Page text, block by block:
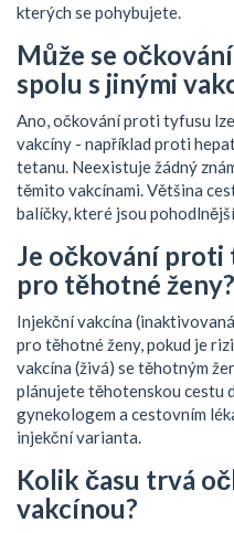
kterých se pohybujete.
Může se
spolu s jinými
Ano, očkování proti tyfusu
vakcíny - například proti
tetanu. Neexistuje žádný
těmito vakcínami. Většina
balíčky, které jsou
Je očkování proti
pro těhotné ženy?
Injekční vakcína
pro těhotné ženy, pokud je
vakcína (živá) se těhotným
plánujete těhotenskou cestu
gynekologem a cestovním
injekční varianta.
Kolik času trvá
vakcínou?